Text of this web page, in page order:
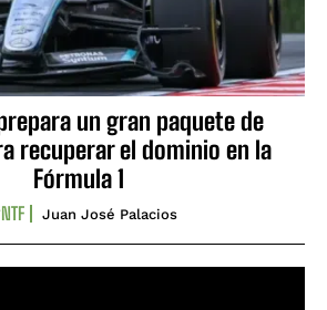
un gran paquete de
recuperar el dominio en la
Fórmula 1
Juan José Palacios